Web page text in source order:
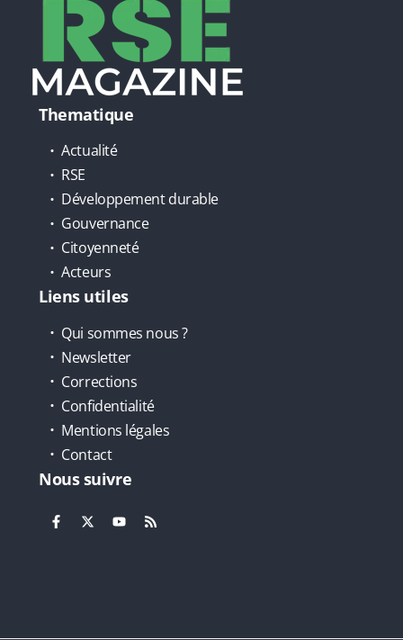
Thematique
Actualité
RSE
Développement durable
Gouvernance
Citoyenneté
Acteurs
Liens utiles
Qui sommes nous ?
Newsletter
Corrections
Confidentialité
Mentions légales
Contact
Nous suivre